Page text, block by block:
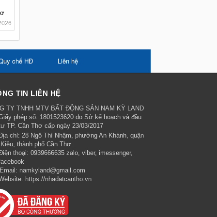
chế HĐ Liên hệ
TIN LIÊN HỆ
TY TNHH MTV BẤT ĐỘNG SẢN NAM KỲ LAND
phép số: 1801523620 do Sở kế hoạch và đầu
TP. Cần Thơ cấp ngày 23/03/2017
chỉ: 28 Ngô Thì Nhậm, phường An Khánh, quận
Kiều, thành phố Cần Thơ
thoại: 0939666635 zalo, viber, imessenger,
Email: namkyland@gmail.com
https://nhadatcantho.vn